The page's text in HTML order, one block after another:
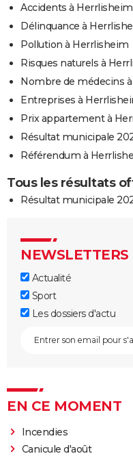
Accidents à Herrlisheim
Délinquance à
Pollution à Herrlisheim
Risques naturels à
Nombre de médecins
Entreprises à
Prix appartement à
Résultat municipale
Référendum à
Tous les résultats
Résultat municipale
NEWSLETTERS
Actualité
Sport
Les dossiers d'actu
EN CE MOMENT
Incendies
Canicule d'août